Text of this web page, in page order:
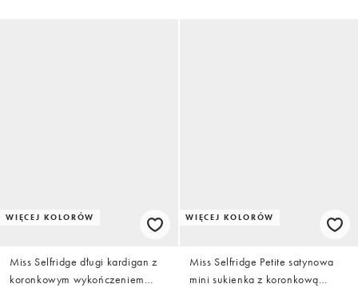
WIĘCEJ KOLORÓW
Miss Selfridge długi kardigan z
koronkowym wykończeniem
WIĘCEJ KOLORÓW
Miss Selfridge Petite satynowa
mini sukienka z koronkową